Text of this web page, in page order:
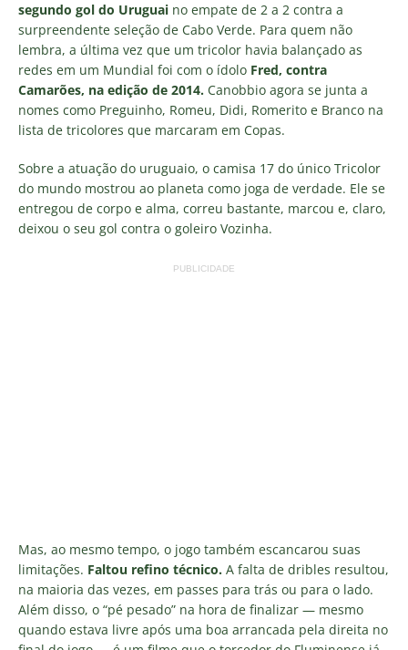
segundo gol do Uruguai no empate de 2 a 2 contra a
surpreendente seleção de Cabo Verde. Para quem não
lembra, a última vez que um tricolor havia balançado as
redes em um Mundial foi com o ídolo Fred, contra
Camarões, na edição de 2014. Canobbio agora se junta a
nomes como Preguinho, Romeu, Didi, Romerito e Branco na
lista de tricolores que marcaram em Copas.
Sobre a atuação do uruguaio, o camisa 17 do único Tricolor
do mundo mostrou ao planeta como joga de verdade. Ele se
entregou de corpo e alma, correu bastante, marcou e, claro,
deixou o seu gol contra o goleiro Vozinha.
PUBLICIDADE
Mas, ao mesmo tempo, o jogo também escancarou suas
limitações. Faltou refino técnico. A falta de dribles resultou,
na maioria das vezes, em passes para trás ou para o lado.
Além disso, o “pé pesado” na hora de finalizar — mesmo
quando estava livre após uma boa arrancada pela direita no